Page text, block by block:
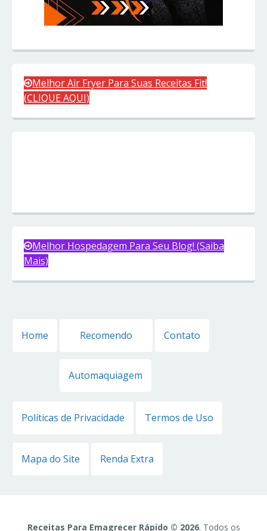
Melhor Air Fryer Para Suas Receitas Fit!
(CLIQUE AQUI)
Melhor Hospedagem Para Seu Blog! (Saiba
Mais)
Home Recomendo
Automaquiagem
Contato
Políticas de Privacidade Termos de Uso
Mapa do Site Renda Extra
Receitas Para Emagrecer Rápido © 2026. Todos os